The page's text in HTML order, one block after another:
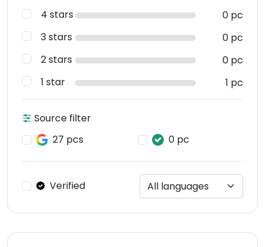
4 stars
0 pc
3 stars
0 pc
2 stars
0 pc
1 star
1 pc
Source filter
27 pcs
0 pc
Verified